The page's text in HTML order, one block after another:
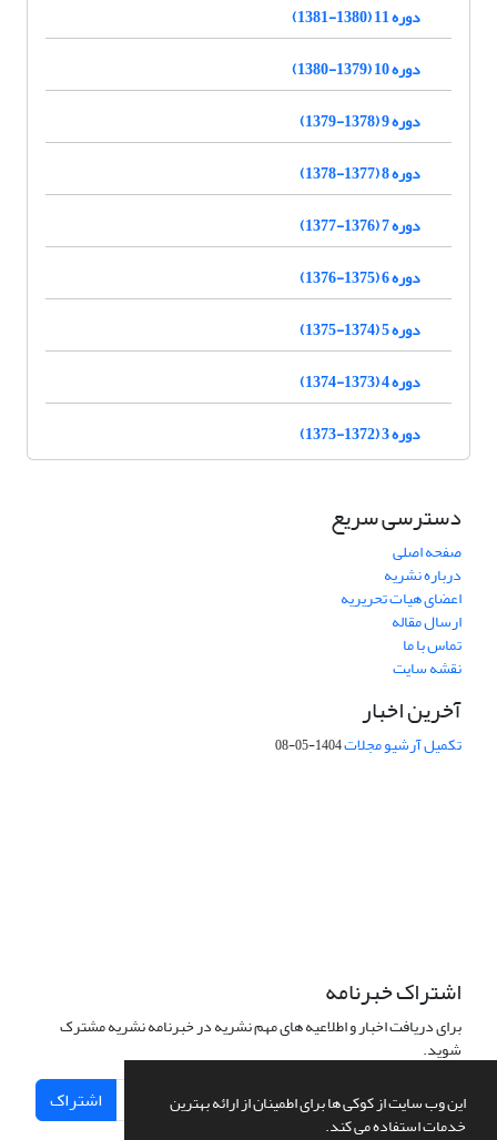
این وب سایت از کوکی ها برای اطمینان از ارائه بهترین
خدمات استفاده می کند.
دوره 11 (1380-1381)
دوره 10 (1379-1380)
دوره 9 (1378-1379)
دوره 8 (1377-1378)
دوره 7 (1376-1377)
دوره 6 (1375-1376)
دوره 5 (1374-1375)
دوره 4 (1373-1374)
دوره 3 (1372-1373)
دسترسی سریع
صفحه اصلی
درباره نشریه
اعضای هیات تحریریه
ارسال مقاله
تماس با ما
نقشه سایت
آخرین اخبار
تکمیل آرشیو مجلات1404-05-08
اشتراک خبرنامه
برای دریافت اخبار و اطلاعیه های مهم نشریه در خبرنامه نشریه مشترک
شوید.
اشتراک